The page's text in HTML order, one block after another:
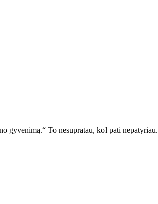
gyvenimą.“ To nesupratau, kol pati nepatyriau.